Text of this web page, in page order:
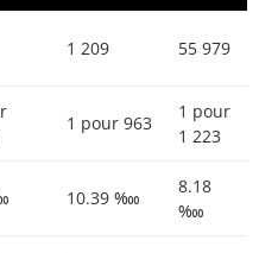
1 209 55 979
1 pour 963
1 pour
1 223
10.39 ‱
8.18
‱